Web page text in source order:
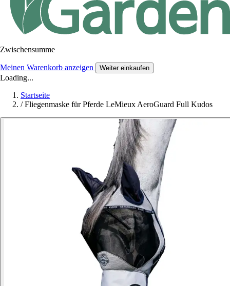
Zwischensumme
Meinen Warenkorb anzeigen Weiter einkaufen
Loading...
Startseite
/ Fliegenmaske für Pferde LeMieux AeroGuard Full Kudos